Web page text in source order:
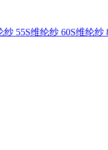
纱 55S维纶纱 60S维纶纱